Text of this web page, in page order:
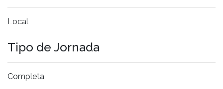
Local
Tipo de Jornada
Completa